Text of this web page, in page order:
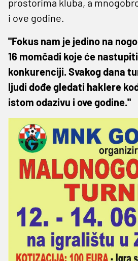
prostorima kluba, a
i ove godine.
"Fokus nam je jedino na
16 momčadi koje će
konkurenciji. Svakog dana
ljudi dođe gledati haklere
istom odazivu i ove godine."